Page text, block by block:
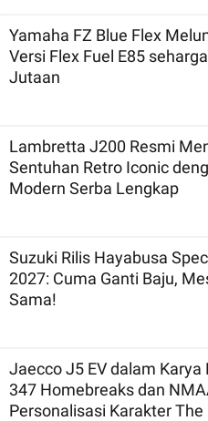
Yamaha FZ Blue Flex
Versi Flex Fuel E85
Jutaan
Lambretta J200 Resmi
Sentuhan Retro Iconic
Modern Serba Lengkap
Suzuki Rilis Hayabusa
2027: Cuma Ganti Baju,
Sama!
Jaecco J5 EV dalam Karya
347 Homebreaks dan
Personalisasi Karakter The